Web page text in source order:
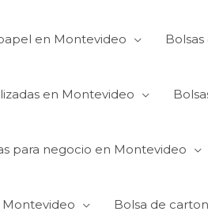
en Montevideo
en Montevideo
para negocio en Montevideo
Bolsa de